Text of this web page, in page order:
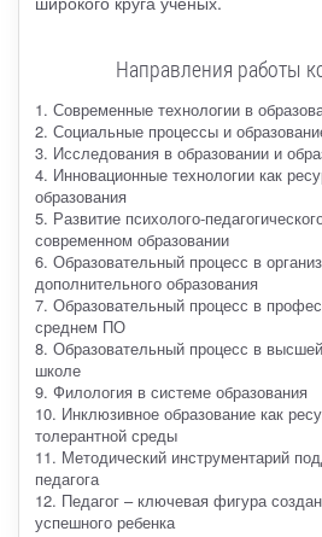
Направления работы
1. Современные технологии в
2. Социальные процессы и
3. Исследования в образовании и
4. Инновационные технологии как
образования
5. Развитие психолого-
современном образовании
6. Образовательный процесс в
дополнительного образования
7. Образовательный процесс в
среднем ПО
8. Образовательный процесс в
школе
9. Филология в системе образования
10. Инклюзивное образование как
толерантной среды
11. Методический инструментарий
педагога
12. Педагог – ключевая фигура
успешного ребенка